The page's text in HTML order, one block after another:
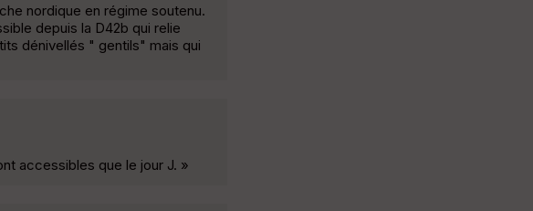
nordique en régime soutenu.
depuis la D42b qui relie
dénivellés " gentils" mais qui
accessibles que le jour J. »